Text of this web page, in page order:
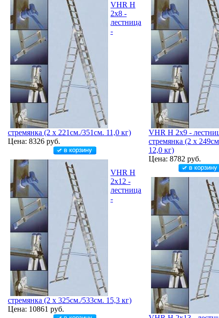
VHR H
2x8 -
лестница
-
стремянка (2 х 221см./351см. 11,0 кг)
Цена: 8326 руб.
VHR H
2x12 -
лестница
-
стремянка (2 х 325см./533см. 15,3 кг)
Цена: 10861 руб.
VHR H 2x9 -
стремянка (2 х
12,0 кг)
Цена: 8782 руб.